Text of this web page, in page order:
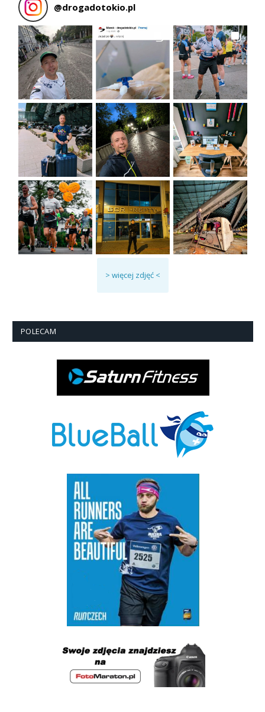
@drogadotokio.pl
> więcej zdjęć <
POLECAM